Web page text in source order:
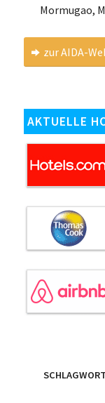
Mormugao,
zur AIDA-
AKTUELLE